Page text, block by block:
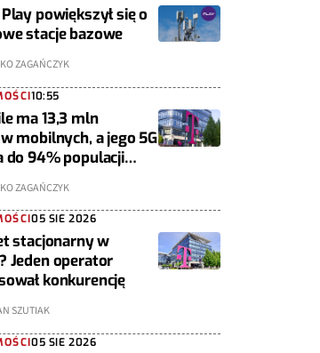
powiększył się o
stacje bazowe
ZAGAŃCZYK
10:55
ma 13,3 mln
mobilnych, a jego 5G
do 94% populacji
ZAGAŃCZYK
05 SIE 2026
stacjonarny w
Jeden operator
konkurencję
SZUTIAK
05 SIE 2026